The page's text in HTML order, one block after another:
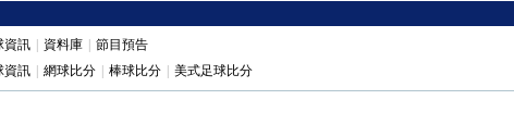
資訊 資料庫
節目預告
資訊 網球比分 棒球比分 美式足球比分